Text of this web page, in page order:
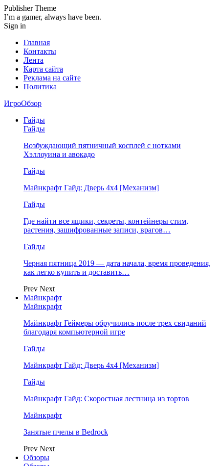
Publisher Theme
I’m a gamer, always have been.
Sign in
Главная
Контакты
Лента
Карта сайта
Реклама на сайте
Политика
ИгроОбзор
Гайды
Гайды
Возбуждающий пятничный косплей с нотками
Хэллоуина и авокадо
Гайды
Майнкрафт Гайд: Дверь 4х4 [Механизм]
Гайды
Где найти все ящики, секреты, контейнеры стим,
растения, зашифрованные записи, врагов…
Гайды
Черная пятница 2019 — дата начала, время проведения,
как легко купить и доставить…
Prev Next
Майнкрафт
Майнкрафт
Майнкрафт Геймеры обручились после трех свиданий
благодаря компьютерной игре
Гайды
Майнкрафт Гайд: Дверь 4х4 [Механизм]
Гайды
Майнкрафт Гайд: Скоростная лестница из тортов
Майнкрафт
Занятые пчелы в Bedrock
Prev Next
Обзоры